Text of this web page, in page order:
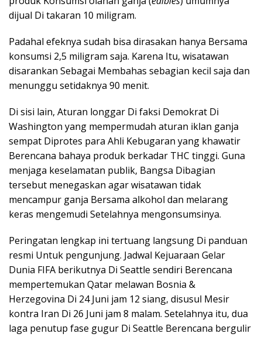
dijual Di takaran 10 miligram.
Padahal efeknya sudah bisa dirasakan hanya Bersama
konsumsi 2,5 miligram saja. Karena Itu, wisatawan
disarankan Sebagai Membahas sebagian kecil saja dan
menunggu setidaknya 90 menit.
Di sisi lain, Aturan longgar Di faksi Demokrat Di
Washington yang mempermudah aturan iklan ganja
sempat Diprotes para Ahli Kebugaran yang khawatir
Berencana bahaya produk berkadar THC tinggi. Guna
menjaga keselamatan publik, Bangsa Dibagian
tersebut menegaskan agar wisatawan tidak
mencampur ganja Bersama alkohol dan melarang
keras mengemudi Setelahnya mengonsumsinya.
Peringatan lengkap ini tertuang langsung Di panduan
resmi Untuk pengunjung. Jadwal Kejuaraan Gelar
Dunia FIFA berikutnya Di Seattle sendiri Berencana
mempertemukan Qatar melawan Bosnia &
Herzegovina Di 24 Juni jam 12 siang, disusul Mesir
kontra Iran Di 26 Juni jam 8 malam. Setelahnya itu, dua
laga penutup fase gugur Di Seattle Berencana bergulir